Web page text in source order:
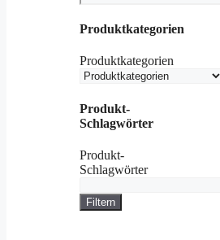
Produktkategorien
Produktkategorien
Produkt-
Schlagwörter
Produkt-
Schlagwörter
Filtern